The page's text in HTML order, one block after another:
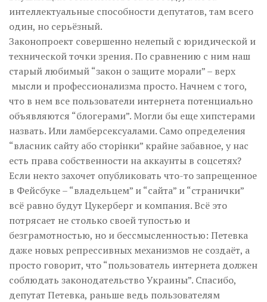
интеллектуальные способности депутатов, там всего
один, но серьёзный.
Законопроект совершенно нелепый с юридической и
технической точки зрения. По сравнению с ним наш
старый любимый “закон о защите морали” – верх
мысли и профессионализма просто. Начнем с того,
что в нем все пользователи интернета потенциально
объявляются “блогерами”. Могли бы еще хипстерами
назвать. Или ламберсексуалами. Само определения
“власник сайту або сторінки” крайне забавное, у нас
есть права собственности на аккаунты в соцсетях?
Если некто захочет опубликовать что-то запрещенное
в Фейсбуке – “владельцем” и “сайта” и “странички”
всё равно будут Цукерберг и компания. Всё это
потрясает не столько своей тупостью и
безграмотностью, но и бессмысленностью: Петевка
даже новых репрессивных механизмов не создаёт, а
просто говорит, что “пользователь интернета должен
соблюдать законодательство Украины”. Спасибо,
депутат Петевка, раньше ведь пользователям